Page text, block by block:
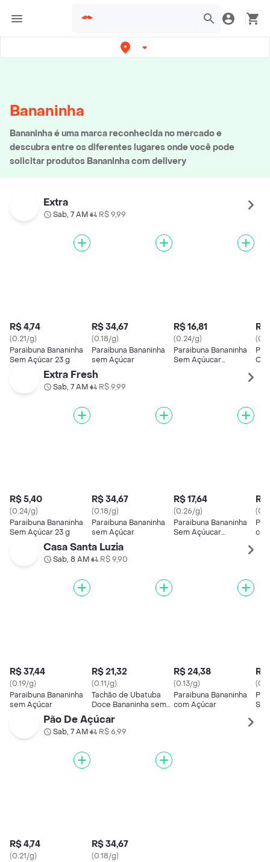
Bananinha
Bananinha é uma marca reconhecida no mercado e
descubra entre os diferentes lugares onde você pode
solicitar produtos Bananinha com delivery
Extra
Sab, 7 AM• R$ 9,99
R$ 4,74
(0.21/g)
Paraibuna Bananinha
Sem Açúcar 23 g
R$ 34,67
(0.18/g)
Paraibuna Bananinha
sem Açúcar
R$ 16,81
(0.24/g)
Paraibuna Bananinha
Sem Açúucar
R$
Extra Fresh
Sab, 7 AM• R$ 9,99
R$ 5,40
(0.24/g)
Paraibuna Bananinha
Sem Açúcar 23 g
R$ 34,67
(0.18/g)
Paraibuna Bananinha
sem Açúcar
R$ 17,64
(0.26/g)
Paraibuna Bananinha
Sem Açúucar
R$
Casa Santa Luzia
Sab, 8 AM• R$ 9,90
R$ 37,44
(0.19/g)
Paraibuna Bananinha
sem Açúcar
R$ 21,32
(0.11/g)
Tachão de Ubatuba
Doce Bananinha sem
Adição de Açúcar
R$ 24,38
(0.13/g)
Paraibuna Bananinha
com Açúcar
R$
Pão De Açúcar
Sab, 7 AM• R$ 6,99
R$ 4,74
(0.21/g)
R$ 34,67
(0.18/g)